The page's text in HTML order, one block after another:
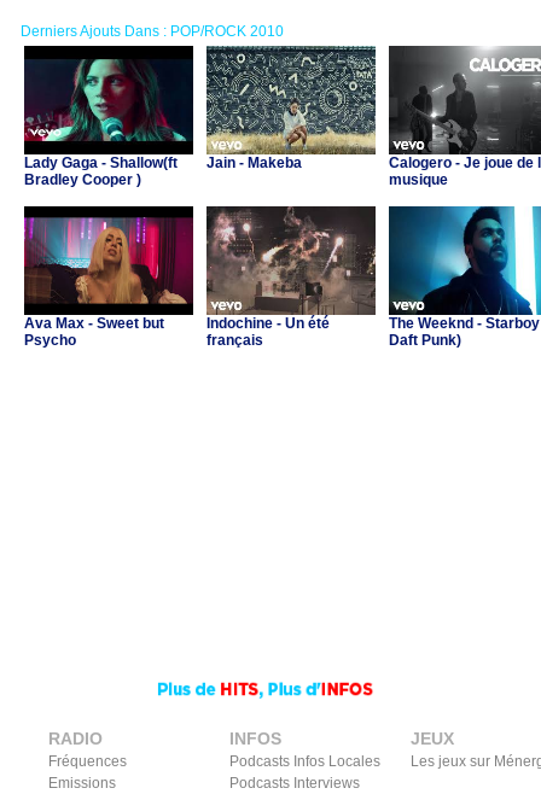
Derniers Ajouts Dans : POP/ROCK 2010
Lady Gaga - Shallow(ft
Bradley Cooper )
Jain - Makeba
Calogero - Je joue de
musique
Ava Max - Sweet but
Psycho
Indochine - Un été
français
The Weeknd -
Daft Punk)
RADIO
Fréquences
Emissions
INFOS
Podcasts Infos Locales
Podcasts Interviews
JEUX
Les jeux sur